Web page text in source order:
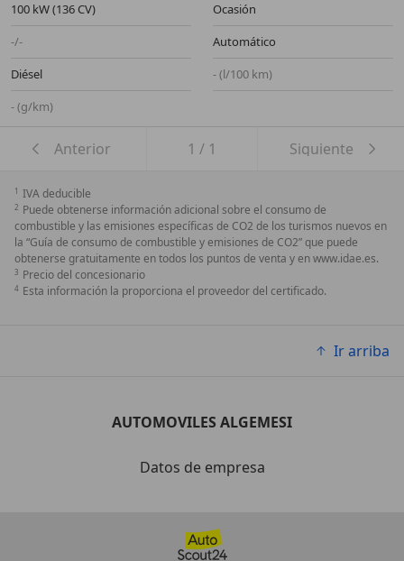
100 kW (136 CV)
Ocasión
-/-
Automático
Diésel
- (l/100 km)
- (g/km)
Anterior 1 / 1 Siguiente
1 IVA deducible
2 Puede obtenerse información adicional sobre el consumo de
combustible y las emisiones específicas de CO2 de los turismos nuevos en
la “Guía de consumo de combustible y emisiones de CO2” que puede
obtenerse gratuitamente en todos los puntos de venta y en www.idae.es.
3 Precio del concesionario
4 Esta información la proporciona el proveedor del certificado.
Ir arriba
AUTOMOVILES ALGEMESI
Datos de empresa